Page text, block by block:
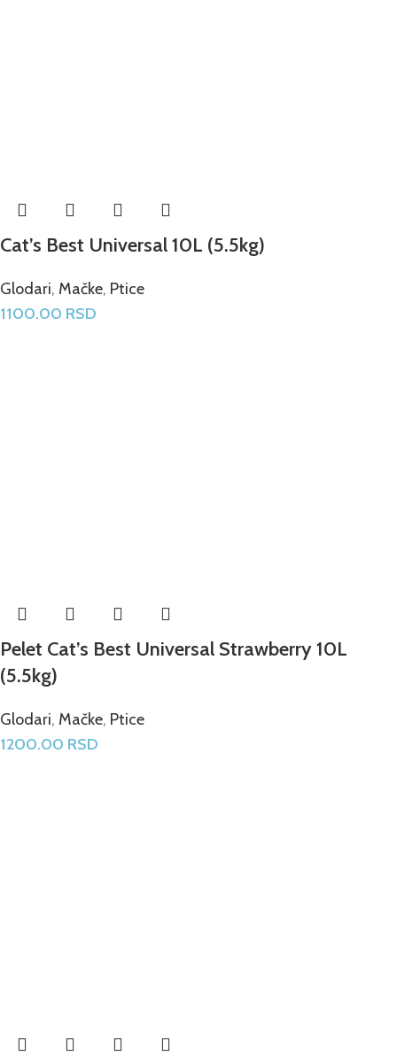
Cat’s Best Universal 10L (5.5kg)
Glodari, Mačke, Ptice
1100.00 RSD
Pelet Cat’s Best Universal Strawberry 10L
(5.5kg)
Glodari, Mačke, Ptice
1200.00 RSD